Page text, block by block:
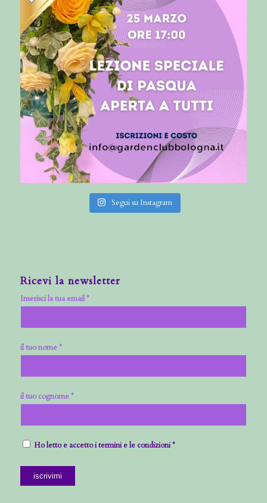
Segui su Instagram
Ricevi la newsletter
Inserisci la tua email *
il tuo nome *
il tuo cognome *
Ho letto e accetto i termini e le condizioni *